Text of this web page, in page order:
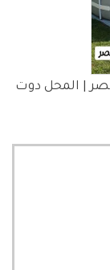
| المحل دوت